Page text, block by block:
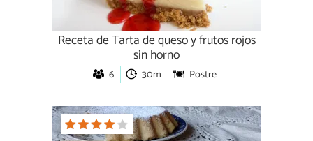
Receta de Tarta de queso y frutos rojos
sin horno
6 30m Postre